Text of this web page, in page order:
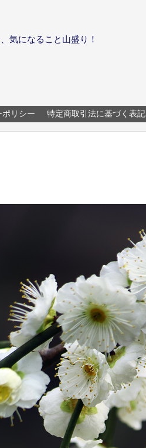
気になること山盛り！
ポリシー 特定商取引法に基づく表記